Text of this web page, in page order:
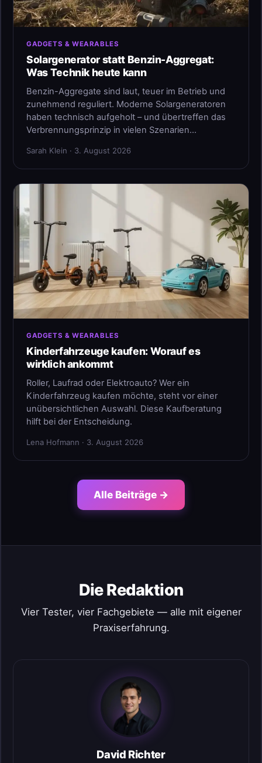
GADGETS & WEARABLES
Solargenerator statt Benzin-Aggregat:
Was Technik heute kann
Benzin-Aggregate sind laut, teuer im Betrieb und
zunehmend reguliert. Moderne Solargeneratoren
haben technisch aufgeholt – und übertreffen das
Verbrennungsprinzip in vielen Szenarien…
Sarah Klein · 3. August 2026
GADGETS & WEARABLES
Kinderfahrzeuge kaufen: Worauf es
wirklich ankommt
Roller, Laufrad oder Elektroauto? Wer ein
Kinderfahrzeug kaufen möchte, steht vor einer
unübersichtlichen Auswahl. Diese Kaufberatung
hilft bei der Entscheidung.
Lena Hofmann · 3. August 2026
Alle Beiträge →
Die Redaktion
Vier Tester, vier Fachgebiete — alle mit eigener
Praxiserfahrung.
David Richter